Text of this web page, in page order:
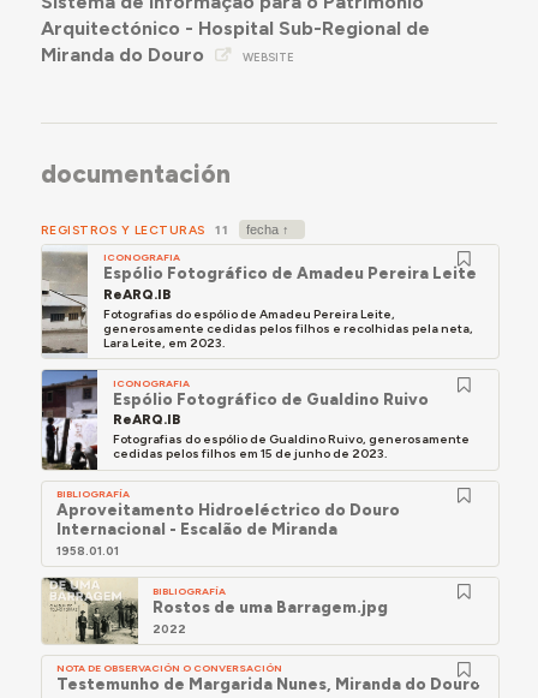
Arquitectónico - Hospital Sub-Regional de
Miranda do Douro
WEBSITE
documentación
REGISTROS Y LECTURAS 11
ICONOGRAFIA
Espólio Fotográfico de Amadeu Pereira Leite
ReARQ.IB
Fotografias do espólio de Amadeu Pereira Leite,
generosamente cedidas pelos filhos e recolhidas pela neta,
Lara Leite, em 2023.
ICONOGRAFIA
Espólio Fotográfico de Gualdino Ruivo
ReARQ.IB
Fotografias do espólio de Gualdino Ruivo, generosamente
cedidas pelos filhos em 15 de junho de 2023.
BIBLIOGRAFÍA
Aproveitamento Hidroeléctrico do Douro
Internacional - Escalão de Miranda
1958.01.01
BIBLIOGRAFÍA
Rostos de uma Barragem.jpg
2022
NOTA DE OBSERVACIÓN O CONVERSACIÓN
Testemunho de Margarida Nunes, Miranda do Douro